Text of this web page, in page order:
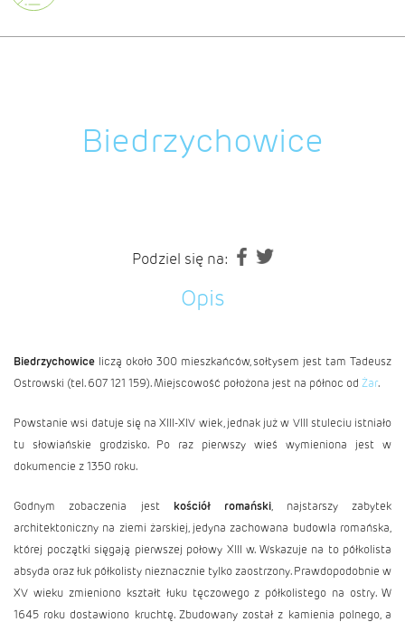
Biedrzychowice
Podziel się na:
Opis
Biedrzychowice liczą około 300 mieszkańców, sołtysem jest tam Tadeusz
Ostrowski (tel. 607 121 159). Miejscowość położona jest na północ od Żar.
Powstanie wsi datuje się na XIII-XIV wiek, jednak już w VIII stuleciu istniało
tu słowiańskie grodzisko. Po raz pierwszy wieś wymieniona jest w
dokumencie z 1350 roku.
Godnym zobaczenia jest kościół romański, najstarszy zabytek
architektoniczny na ziemi żarskiej, jedyna zachowana budowla romańska,
której początki sięgają pierwszej połowy XIII w. Wskazuje na to półkolista
absyda oraz łuk półkolisty nieznacznie tylko zaostrzony. Prawdopodobnie w
XV wieku zmieniono kształt łuku tęczowego z półkolistego na ostry. W
1645 roku dostawiono kruchtę. Zbudowany został z kamienia polnego, a